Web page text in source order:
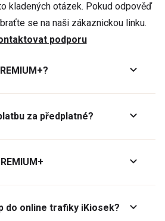
kladených otázek. Pokud odpověď
se na naši zákaznickou linku.
podporu
za předplatné?
do online trafiky iKiosek?